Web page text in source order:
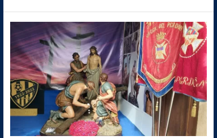
Alzira,
clavariessa
del
Sant
Espoli